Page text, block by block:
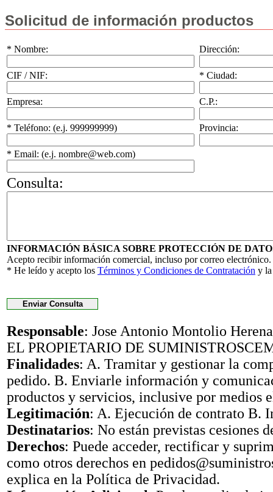
Solicitud de información productos
* Nombre: Dirección:
CIF / NIF: * Ciudad:
Empresa: C.P.:
* Teléfono: (e.j. 999999999) Provincia:
* Email: (e.j. nombre@web.com)
Consulta:
INFORMACIÓN BÁSICA SOBRE PROTECCIÓN DE
Acepto recibir información comercial, incluso por correo electrónico.
* He leído y acepto los Términos y Condiciones de Contratación y
Responsable: Jose Antonio Montolio
EL PROPIETARIO DE
Finalidades: A. Tramitar y gestionar la
pedido. B. Enviarle información y
productos y servicios, inclusive por medios
Legitimación: A. Ejecución de contrato B.
Destinatarios: No están previstas cesiones
Derechos: Puede acceder, rectificar y
como otros derechos en
explica en la Política de Privacidad.